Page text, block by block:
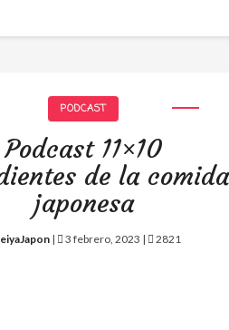
PODCAST
Podcast 11×10
de la comida
japonesa
| 3 febrero, 2023 | 2821